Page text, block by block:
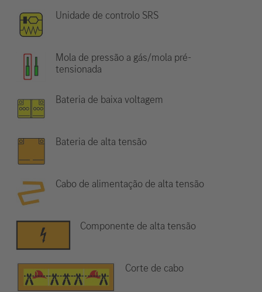
Unidade de controlo SRS
Mola de pressão a gás/mola pré-
tensionada
Bateria de baixa voltagem
Bateria de alta tensão
Cabo de alimentação de alta tensão
Componente de alta tensão
Corte de cabo